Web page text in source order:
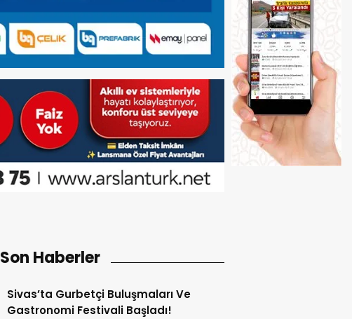
Son Haberler
Sivas’ta Gurbetçi Buluşmaları Ve
Gastronomi Festivali Başladı!